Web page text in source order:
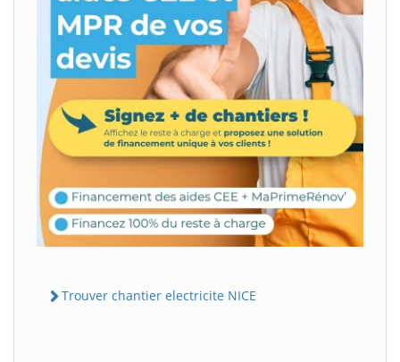
Trouver chantier electricite NICE